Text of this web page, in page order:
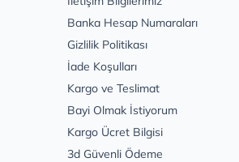
Banka Hesap Numaraları
Gizlilik Politikası
İade Koşulları
Kargo ve Teslimat
Bayi Olmak İstiyorum
Kargo Ücret Bilgisi
3d Güvenli Ödeme